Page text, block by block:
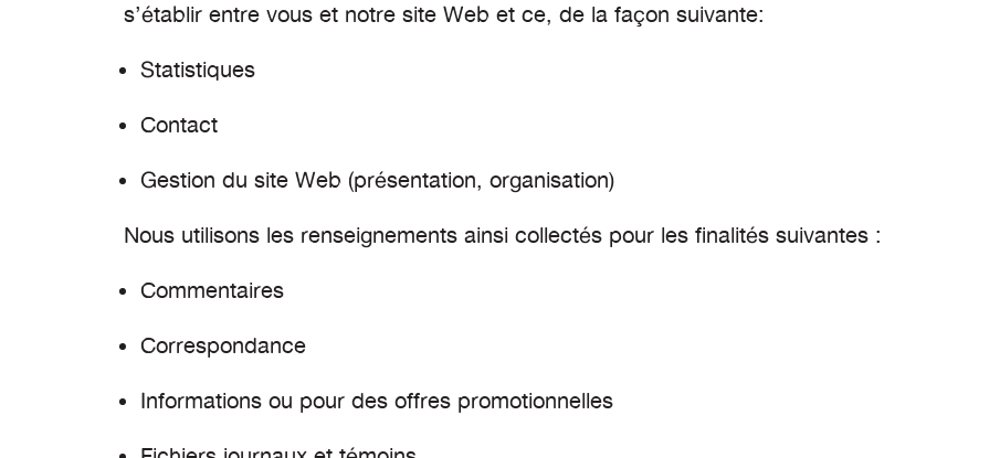
s’établir entre vous et notre site Web et ce, de la façon suivante:
Statistiques
Contact
Gestion du site Web (présentation, organisation)
Nous utilisons les renseignements ainsi collectés pour les finalités suivantes :
Commentaires
Correspondance
Informations ou pour des offres promotionnelles